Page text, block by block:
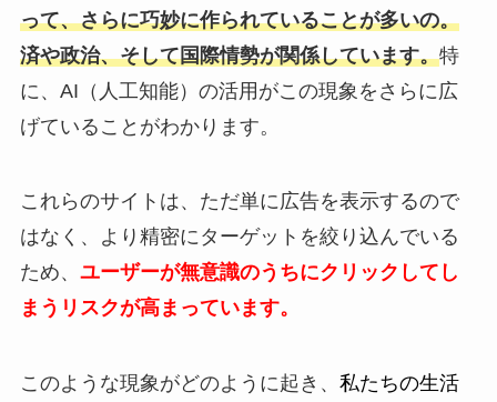
って、さらに巧妙に作られていることが多いの。
済や政治、そして国際情勢が関係しています。特
に、AI（人工知能）の活用がこの現象をさらに広
げていることがわかります。
これらのサイトは、ただ単に広告を表示するので
はなく、より精密にターゲットを絞り込んでいる
ため、 ユーザーが無意識のうちにクリックしてし
まうリスクが高まっています。
このような現象がどのように起き、 私たちの生活